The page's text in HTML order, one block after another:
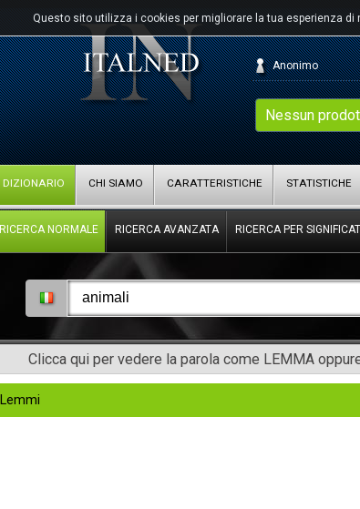
Questo sito utilizza i cookies per migliorare la tua esperienza di
Nessun
Anonimo
DIZIONARIO CHI SIAMO CARATTERISTICHE STATISTICHE
RICERCA NORMALE RICERCA AVANZATA RICERCA PER
Clicca qui per vedere la parola come LEMMA
Lemmi